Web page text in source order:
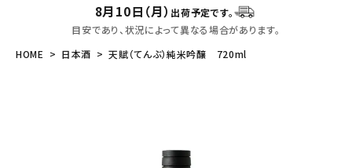
8月10日（月） 出荷予定です。
目安であり、状況によって異なる場合があります。
HOME
日本酒 天賦（てんぶ）純米吟醸 720ml